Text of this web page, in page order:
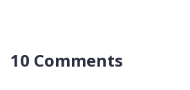
10 Comments